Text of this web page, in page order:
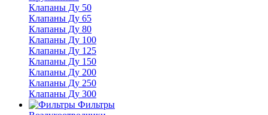
Клапаны Ду 50
Клапаны Ду 65
Клапаны Ду 80
Клапаны Ду 100
Клапаны Ду 125
Клапаны Ду 150
Клапаны Ду 200
Клапаны Ду 250
Клапаны Ду 300
Фильтры